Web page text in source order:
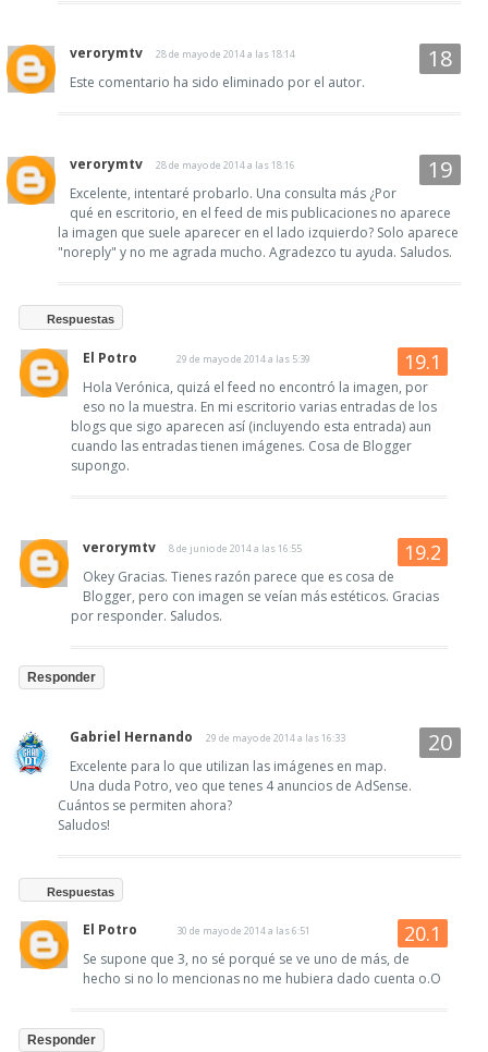
verorymtv 28 de mayo de 2014 a las 18:14
Este comentario ha sido eliminado por el autor.
verorymtv 28 de mayo de 2014 a las 18:16
Excelente, intentaré probarlo. Una consulta más ¿Por
qué en escritorio, en el feed de mis publicaciones no aparece
la imagen que suele aparecer en el lado izquierdo? Solo aparece
"noreply" y no me agrada mucho. Agradezco tu ayuda. Saludos.
Respuestas
El Potro 29 de mayo de 2014 a las 5:39
Hola Verónica, quizá el feed no encontró la imagen, por
eso no la muestra. En mi escritorio varias entradas de los
blogs que sigo aparecen así (incluyendo esta entrada) aun
cuando las entradas tienen imágenes. Cosa de Blogger
supongo.
verorymtv 8 de junio de 2014 a las 16:55
Okey Gracias. Tienes razón parece que es cosa de
Blogger, pero con imagen se veían más estéticos. Gracias
por responder. Saludos.
Responder
Gabriel Hernando 29 de mayo de 2014 a las 16:33
Excelente para lo que utilizan las imágenes en map.
Una duda Potro, veo que tenes 4 anuncios de AdSense.
Cuántos se permiten ahora?
Saludos!
Respuestas
El Potro 30 de mayo de 2014 a las 6:51
Se supone que 3, no sé porqué se ve uno de más, de
hecho si no lo mencionas no me hubiera dado cuenta o.O
Responder